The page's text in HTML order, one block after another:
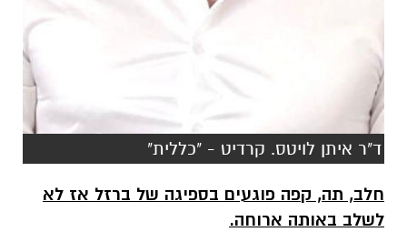
ד"ר איתן לויטס. קרדיט - "כללית"
חלב, תה, קפה פוגעים בספיגה של ברזל אז לא
לשלב באותה ארוחה.